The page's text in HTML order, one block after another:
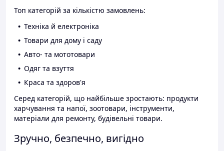
Топ категорій за кількістю замовлень:
Техніка й електроніка
Товари для дому і саду
Авто- та мототовари
Одяг та взуття
Краса та здоров'я
Серед категорій, що найбільше зростають: продукти
харчування та напої, зоотовари, інструменти,
матеріали для ремонту, будівельні товари.
Зручно, безпечно, вигідно